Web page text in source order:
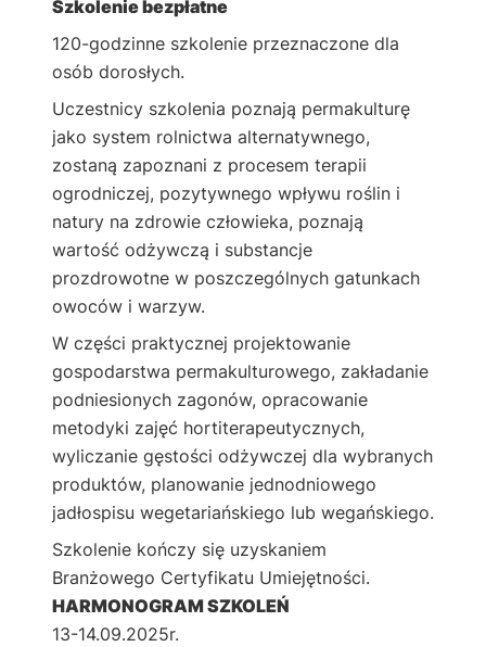
Szkolenie bezpłatne
120-godzinne szkolenie przeznaczone dla
osób dorosłych.
Uczestnicy szkolenia poznają permakulturę
jako system rolnictwa alternatywnego,
zostaną zapoznani z procesem terapii
ogrodniczej, pozytywnego wpływu roślin i
natury na zdrowie człowieka, poznają
wartość odżywczą i substancje
prozdrowotne w poszczególnych gatunkach
owoców i warzyw.
W części praktycznej projektowanie
gospodarstwa permakulturowego, zakładanie
podniesionych zagonów, opracowanie
metodyki zajęć hortiterapeutycznych,
wyliczanie gęstości odżywczej dla wybranych
produktów, planowanie jednodniowego
jadłospisu wegetariańskiego lub wegańskiego.
Szkolenie kończy się uzyskaniem
Branżowego Certyfikatu Umiejętności.
HARMONOGRAM SZKOLEŃ
13-14.09.2025r.